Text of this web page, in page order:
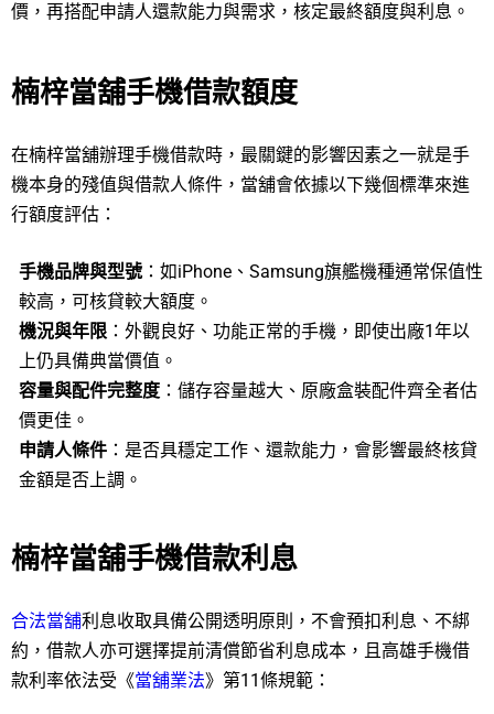
價，再搭配申請人還款能力與需求，核定最終額度與利息。
楠梓當舖手機借款額度
在楠梓當舖辦理手機借款時，最關鍵的影響因素之一就是手
機本身的殘值與借款人條件，當舖會依據以下幾個標準來進
行額度評估：
手機品牌與型號：如iPhone、Samsung旗艦機種通常保值性
較高，可核貸較大額度。
機況與年限 ：外觀良好、功能正常的手機，即使出廠1年以
上仍具備典當價值。
容量與配件完整度 ：儲存容量越大、原廠盒裝配件齊全者估
價更佳。
申請人條件 ：是否具穩定工作、還款能力，會影響最終核貸
金額是否上調。
楠梓當舖手機借款利息
合法當舖利息收取具備公開透明原則，不會預扣利息、不綁
約，借款人亦可選擇提前清償節省利息成本，且高雄手機借
款利率依法受《當舖業法》第11條規範：